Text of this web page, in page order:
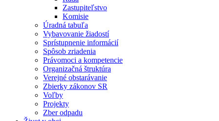
Zastupiteľstvo
Komisie
Úradná tabuľa
Vybavovanie žiadostí
Sprístupnenie informácií
Spôsob zriadenia
Právomoci a kompetencie
Organizačná štruktúra
Verejné obstarávanie
Zbierky zákonov SR
Voľby
Projekty
Zber odpadu